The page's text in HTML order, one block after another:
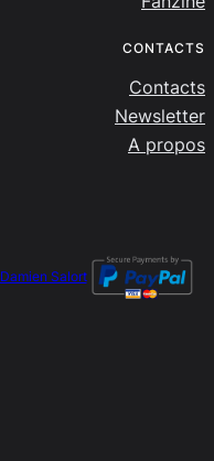
CONTACTS
Contacts
Newsletter
A propos
Damien Salort